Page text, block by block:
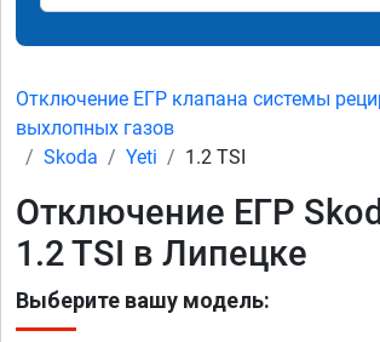
Отключение ЕГР клапана системы
выхлопных газов
Skoda
Yeti 1.2 TSI
Отключение ЕГР
1.2 TSI в Липецке
Выберите вашу модель: